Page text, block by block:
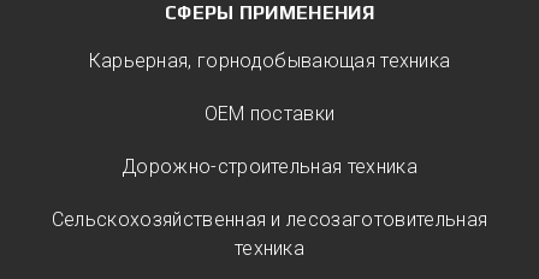
СФЕРЫ ПРИМЕНЕНИЯ
Карьерная, горнодобывающая техника
ОЕМ поставки
Дорожно-строительная техника
Сельскохозяйственная и лесозаготовительная
техника